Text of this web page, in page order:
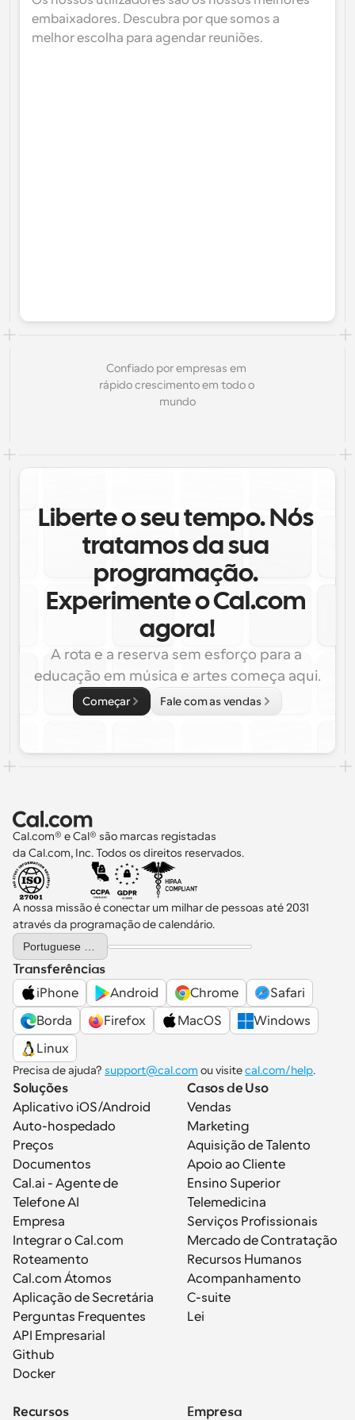
embaixadores. Descubra por que somos a
melhor escolha para agendar reuniões.
Confiado por empresas em
rápido crescimento em todo o
mundo
Liberte o seu tempo. Nós
tratamos da sua
programação.
Experimente o Cal.com
agora!
A rota e a reserva sem esforço para a
educação em música e artes começa aqui.
Começar Fale com as vendas
Cal.com® e Cal® são marcas registadas
da Cal.com, Inc. Todos os direitos reservados.
A nossa missão é conectar um milhar de pessoas até 2031
através da programação de calendário.
Select Language
Transferências
iPhone
Android Chrome
Safari
Borda
Firefox MacOS
Windows
Linux
Precisa de ajuda? support@cal.com ou visite cal.com/help.
Soluções
Aplicativo iOS/Android
Auto-hospedado
Preços
Documentos
Cal.ai - Agente de
Telefone AI
Empresa
Integrar o Cal.com
Roteamento
Cal.com Átomos
Aplicação de Secretária
Perguntas Frequentes
API Empresarial
Github
Docker
Casos de Uso
Vendas
Marketing
Aquisição de Talento
Apoio ao Cliente
Ensino Superior
Telemedicina
Serviços Profissionais
Mercado de Contratação
Recursos Humanos
Acompanhamento
C-suite
Lei
Recursos Empresa